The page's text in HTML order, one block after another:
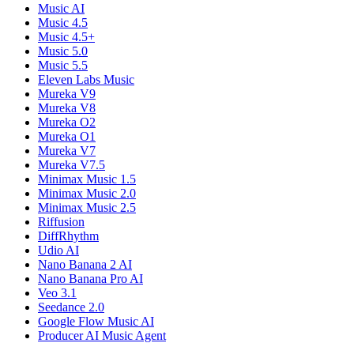
Music AI
Music 4.5
Music 4.5+
Music 5.0
Music 5.5
Eleven Labs Music
Mureka V9
Mureka V8
Mureka O2
Mureka O1
Mureka V7
Mureka V7.5
Minimax Music 1.5
Minimax Music 2.0
Minimax Music 2.5
Riffusion
DiffRhythm
Udio AI
Nano Banana 2 AI
Nano Banana Pro AI
Veo 3.1
Seedance 2.0
Google Flow Music AI
Producer AI Music Agent